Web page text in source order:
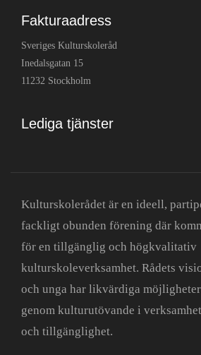
Fakturaadress
Sveriges Kulturskoleråd
Inedalsgatan 15
11232 Stockholm
Lediga tjänster
Kulturskolerådet är en ideell,
fackligt obunden förening där
för en tillgänglig och högkvalitativ
kulturskoleverksamhet. Rådets
och unga har likvärdiga
genom kulturutövande i
och tillgänglighet.